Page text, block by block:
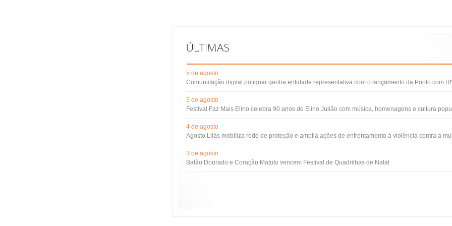
5 de agosto
Comunicação digital potiguar ganha entidade representativa com o lançamento da
5 de agosto
Festival Faz Mais Elino celebra 90 anos de Elino Julião com música, homenagens e cultura
4 de agosto
Agosto Lilás mobiliza rede de proteção e amplia ações de enfrentamento à violência contra a
3 de agosto
Balão Dourado e Coração Matuto vencem Festival de Quadrilhas de Natal